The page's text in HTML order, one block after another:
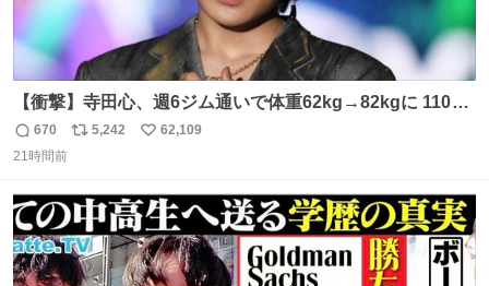
【衝撃】寺田心、週6ジム通いで体重62kg→82kgに 110kg
のベンチプレス持ち上げる姿披露
news.livedoor.com/article/detail… 元々自重のみだった
のためおにぎり10個、ゼリー飲料3～4本、パスタと毎日4
千kcalオーバーの食事を摂取し、増量したという。
返
信
670
リ
ト
数
5,242
い
数
62,109
21時間前